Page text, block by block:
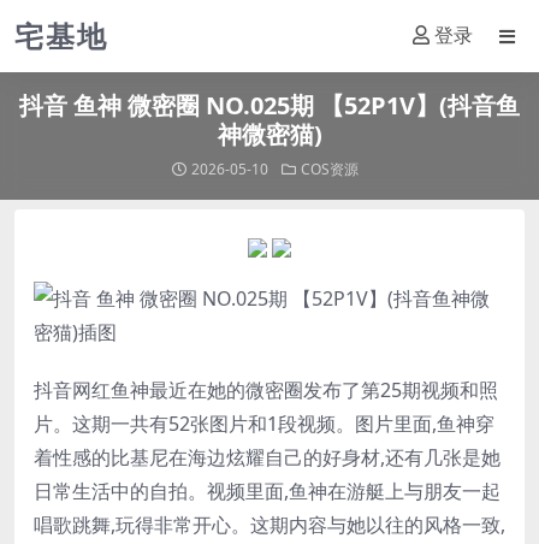
宅基地 登录
抖音 鱼神 微密圈 NO.025期 【52P1V】(抖音鱼
神微密猫)
2026-05-10 COS资源
抖音网红鱼神最近在她的微密圈发布了第25期视频和照
片。这期一共有52张图片和1段视频。图片里面,鱼神穿
着性感的比基尼在海边炫耀自己的好身材,还有几张是她
日常生活中的自拍。视频里面,鱼神在游艇上与朋友一起
唱歌跳舞,玩得非常开心。这期内容与她以往的风格一致,